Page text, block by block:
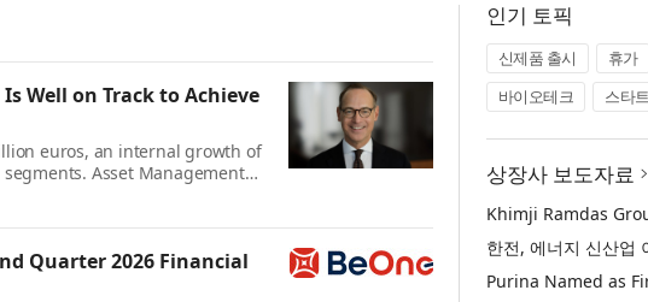
Well on Track to Achieve
euros, an internal growth of
Asset Management
rises 10.6 percent to a record
Quarter 2026 Financial
인기 토픽
신제품 출시 휴가
바이오테크
스타
상장사 보도자료